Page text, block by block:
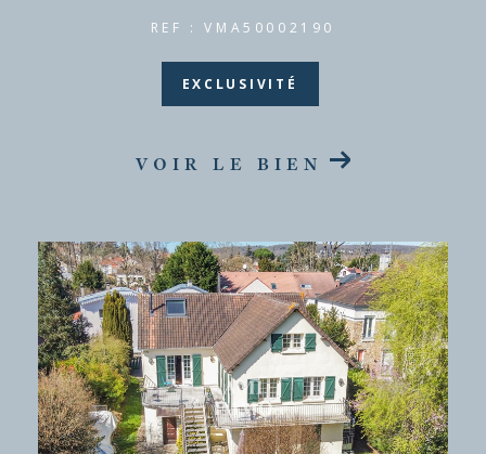
REF : VMA50002190
EXCLUSIVITÉ
VOIR LE BIEN